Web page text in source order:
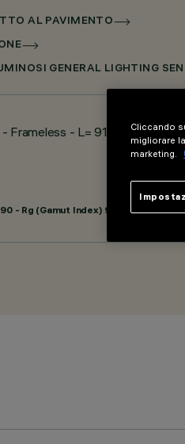
AL PAVIMENTO
GENERAL LIGHTING
Frameless - L= 912 - 48Vdc
- Rg (Gamut Index) 97
Cliccando
migliorare
marketing.